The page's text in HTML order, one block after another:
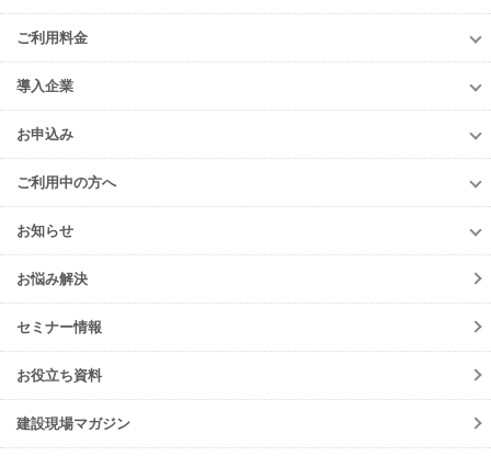
機能紹介
調整会議
労務安全
入退場管理
進捗・歩掛
Buildee電子KY
ご利用料金
ご利用料金
調整会議
労務安全
入退場管理
進捗・歩掛
導入企業
導入企業
導入企業一覧
導入事例
お申込み
お申込み
元請会社・サブJV
協力会社
ご利用中の方へ
ご利用中の方へ
各種お手続き
初期設定方法
動作環境
会員規約
よくあるご質問
ご請求について
サポート・お問合せ
お知らせ
お知らせ一覧
ニュースリリース
サービス
メンテナンス
障害情報
機能リリース
イベント
お悩み解決
セミナー情報
お役立ち資料
建設現場マガジン